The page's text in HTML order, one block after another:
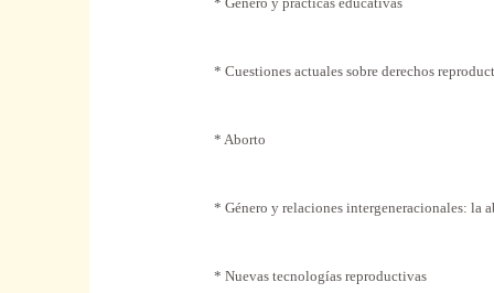
* Cuestiones actuales sobre derechos
* Aborto
* Género y relaciones intergeneracionales: la
* Nuevas tecnologías reproductivas